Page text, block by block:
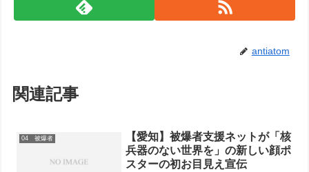
antiatom
関連記事
04 被爆者
【愛知】被爆者支援ネットが「核
兵器のない世界を」の新しい顔ポ
スターの初お目見え宣伝